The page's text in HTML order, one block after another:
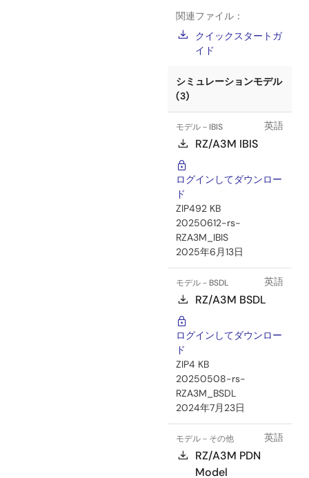
関連ファイル：
クイックスタートガ
イド
シミュレーションモデル
(3)
モデル－IBIS 英語
RZ/A3M IBIS
ログインしてダウンロー
ド
ZIP492 KB
20250612-rs-
RZA3M_IBIS
2025年6月13日
モデル－BSDL 英語
RZ/A3M BSDL
ログインしてダウンロー
ド
ZIP4 KB
20250508-rs-
RZA3M_BSDL
2024年7月23日
モデル－その他 英語
RZ/A3M PDN
Model